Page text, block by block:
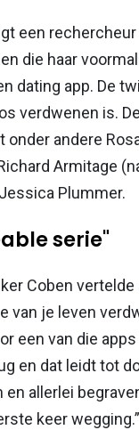
een
die haar
dating app. De
verdwenen is.
onder andere
Armitage
Plummer.
serie"
Coben vertelde
van je leven
een van die
en dat leidt tot
allerlei
keer